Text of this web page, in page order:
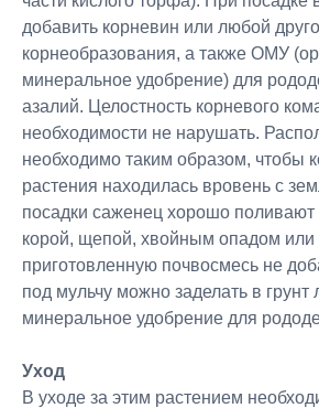
добавить корневин или любой
корнеобразования, а также ОМУ
минеральное удобрение) для
азалий. Целостность корневого
необходимости не нарушать.
необходимо таким образом, чтобы
растения находилась вровень с
посадки саженец хорошо поливают
корой, щепой, хвойным опадом или
приготовленную почвосмесь не
под мульчу можно заделать в грунт
минеральное удобрение для
Уход
В уходе за этим растением